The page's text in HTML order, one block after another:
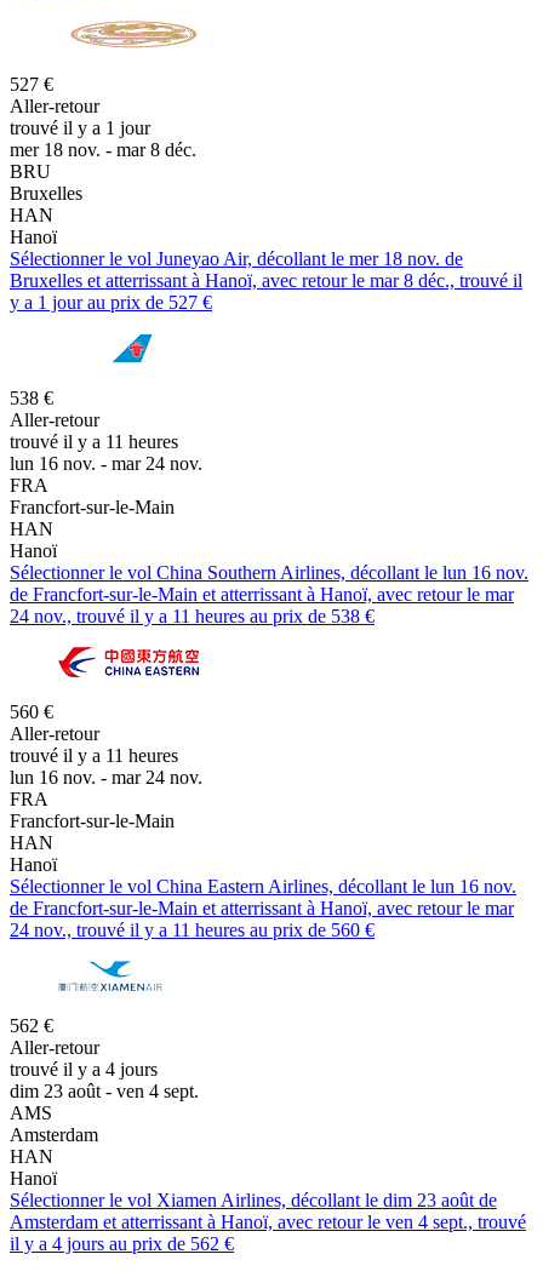
527 €
Aller-retour
trouvé il y a 1 jour
mer 18 nov. - mar 8 déc.
BRU
Bruxelles
HAN
Hanoï
Sélectionner le vol Juneyao Air, décollant le mer 18 nov. de
Bruxelles et atterrissant à Hanoï, avec retour le mar 8 déc., trouvé il
y a 1 jour au prix de 527 €
538 €
Aller-retour
trouvé il y a 11 heures
lun 16 nov. - mar 24 nov.
FRA
Francfort-sur-le-Main
HAN
Hanoï
Sélectionner le vol China Southern Airlines, décollant le lun 16 nov.
de Francfort-sur-le-Main et atterrissant à Hanoï, avec retour le mar
24 nov., trouvé il y a 11 heures au prix de 538 €
560 €
Aller-retour
trouvé il y a 11 heures
lun 16 nov. - mar 24 nov.
FRA
Francfort-sur-le-Main
HAN
Hanoï
Sélectionner le vol China Eastern Airlines, décollant le lun 16 nov.
de Francfort-sur-le-Main et atterrissant à Hanoï, avec retour le mar
24 nov., trouvé il y a 11 heures au prix de 560 €
562 €
Aller-retour
trouvé il y a 4 jours
dim 23 août - ven 4 sept.
AMS
Amsterdam
HAN
Hanoï
Sélectionner le vol Xiamen Airlines, décollant le dim 23 août de
Amsterdam et atterrissant à Hanoï, avec retour le ven 4 sept., trouvé
il y a 4 jours au prix de 562 €